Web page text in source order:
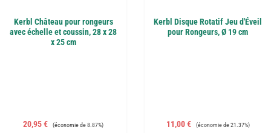
Kerbl Château pour rongeurs
avec échelle et coussin, 28 x 28
x 25 cm
Prix de vente :
20,95 € Prix régulier :
(économie de 8.87%)
Kerbl Disque Rotatif Jeu d'Éveil
pour Rongeurs, Ø 19 cm
Prix de vente :
11,00 € Prix régulier :
(économie de 21.37%)